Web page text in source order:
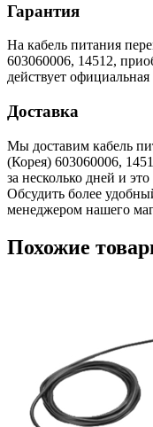
Гарантия
На кабель питания
603060006, 14512,
действует
Доставка
Мы доставим кабель
(Корея) 603060006,
за несколько дней и
Обсудить более
менеджером нашего
Похожие